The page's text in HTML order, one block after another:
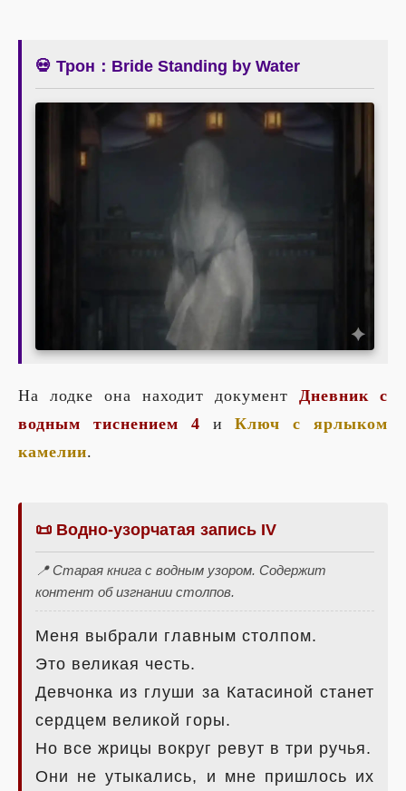
💀 Трон：Bride Standing by Water
На лодке она находит документ Дневник с
водным тиснением 4 иКлюч с ярлыком
камелии.
📜 Водно-узорчатая запись IV
📍 Старая книга с водным узором. Содержит
контент об изгнании столпов.
Меня выбрали главным столпом.
Это великая честь.
Девчонка из глуши за Катасиной станет
сердцем великой горы.
Но все жрицы вокруг ревут в три ручья.
Они не утыкались, и мне пришлось их